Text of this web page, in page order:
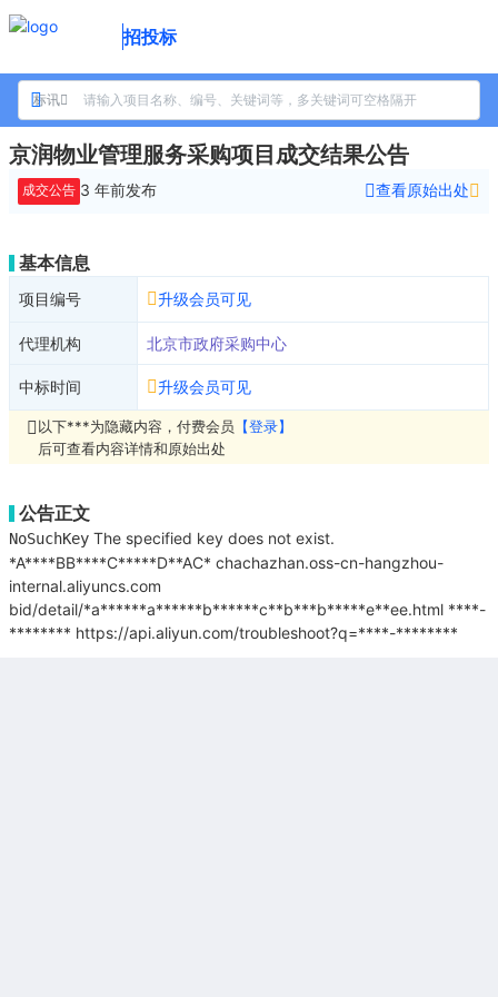
招投标
标讯
京润物业管理服务采购项目成交结果公告
成交公告 3 年前发布 查看原始出处
基本信息
项目编号 升级会员可见
代理机构 北京市政府采购中心
中标时间 升级会员可见
以下***为隐藏内容，付费会员 【登录】
后可查看内容详情和原始出处
公告正文
NoSuchKey The specified key does not exist.
*A****BB****C*****D**AC* chachazhan.oss-cn-hangzhou-
internal.aliyuncs.com
bid/detail/*a******a******b******c**b***b*****e**ee.html ****-
******** https://api.aliyun.com/troubleshoot?q=****-********